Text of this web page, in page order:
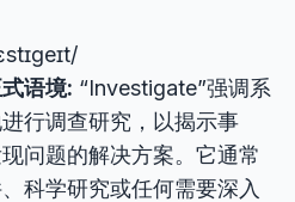
语境: “Investigate”强调系
行调查研究，以揭示事
问题的解决方案。它通常
科学研究或任何需要深入